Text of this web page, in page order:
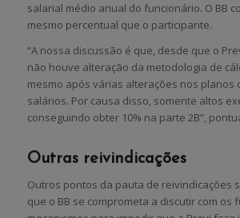
salarial médio anual do funcionário. O BB
mesmo percentual que o participante.
“A nossa discussão é que, desde que o
não houve alteração da metodologia de
mesmo após várias alterações nos planos
salários. Por causa disso, somente altos
conseguindo obter 10% na parte 2B”,
Outras reivindicações
Outros pontos da pauta de reivindicações
que o BB se comprometa a discutir com os